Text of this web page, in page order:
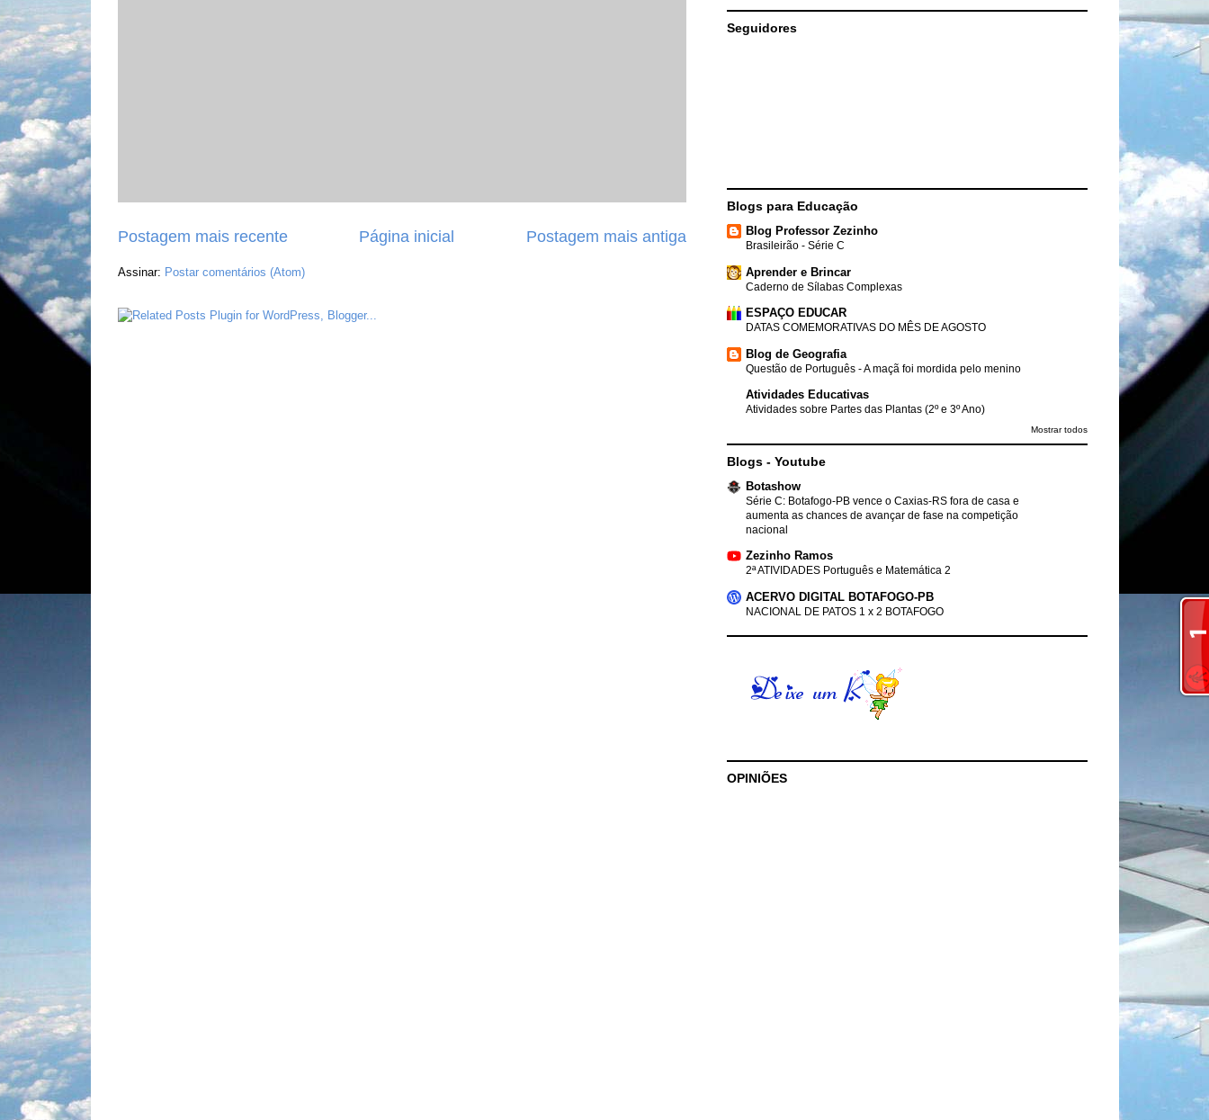
Postagem mais recente Postagem mais antiga
Página inicial
Assinar: Postar comentários (Atom)
Seguidores
Blogs para Educação
Blog Professor Zezinho
Brasileirão - Série C
Aprender e Brincar
Caderno de Sílabas Complexas
ESPAÇO EDUCAR
DATAS COMEMORATIVAS DO MÊS DE AGOSTO
Blog de Geografia
Questão de Português - A maçã foi mordida pelo menino
Atividades Educativas
Atividades sobre Partes das Plantas (2º e 3º Ano)
Mostrar todos
Blogs - Youtube
Botashow
Série C: Botafogo-PB vence o Caxias-RS fora de casa e
aumenta as chances de avançar de fase na competição
nacional
Zezinho Ramos
2ª ATIVIDADES Português e Matemática 2
ACERVO DIGITAL BOTAFOGO-PB
NACIONAL DE PATOS 1 x 2 BOTAFOGO
OPINIÕES